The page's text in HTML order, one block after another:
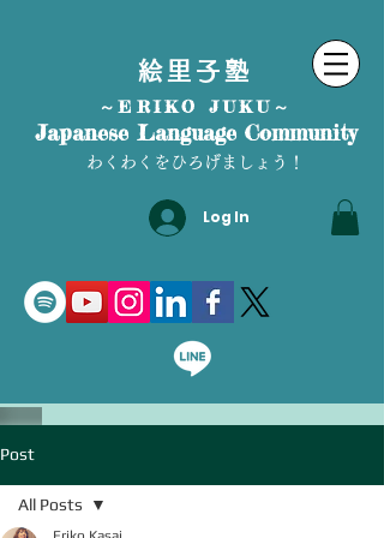
絵里子塾
～ERIKO JUKU～
Japanese Language Community
わくわくをひろげましょう！
Log In
Post
All Posts